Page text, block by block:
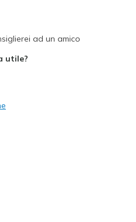
ad un amico
utile?